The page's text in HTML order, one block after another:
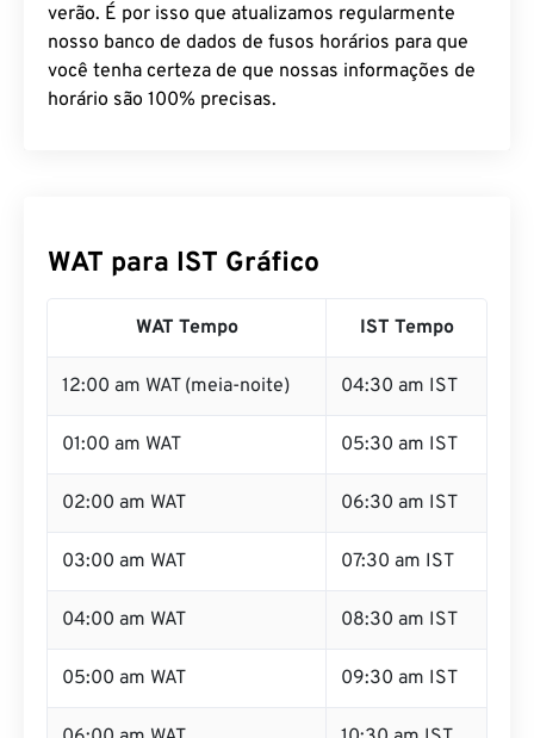
verão. É por isso que atualizamos regularmente
nosso banco de dados de fusos horários para que
você tenha certeza de que nossas informações de
horário são 100% precisas.
WAT para IST Gráfico
WAT Tempo IST Tempo
12:00 am WAT (meia-noite) 04:30 am IST
01:00 am WAT 05:30 am IST
02:00 am WAT 06:30 am IST
03:00 am WAT 07:30 am IST
04:00 am WAT 08:30 am IST
05:00 am WAT 09:30 am IST